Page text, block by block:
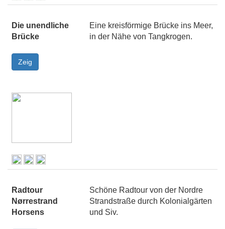
Die unendliche
Brücke
Eine kreisförmige Brücke ins Meer,
in der Nähe von Tangkrogen.
Radtour
Nørrestrand
Horsens
Schöne Radtour von der Nordre
Strandstraße durch Kolonialgärten
und Siv.